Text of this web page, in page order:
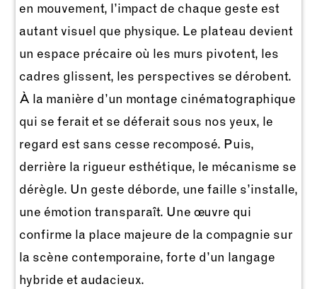
en mouvement, l’impact de chaque geste est
autant visuel que physique. Le plateau devient
un espace précaire où les murs pivotent, les
cadres glissent, les perspectives se dérobent.
À la manière d’un montage cinématographique
qui se ferait et se déferait sous nos yeux, le
regard est sans cesse recomposé. Puis,
derrière la rigueur esthétique, le mécanisme se
dérègle. Un geste déborde, une faille s’installe,
une émotion transparaît. Une œuvre qui
confirme la place majeure de la compagnie sur
la scène contemporaine, forte d’un langage
hybride et audacieux.